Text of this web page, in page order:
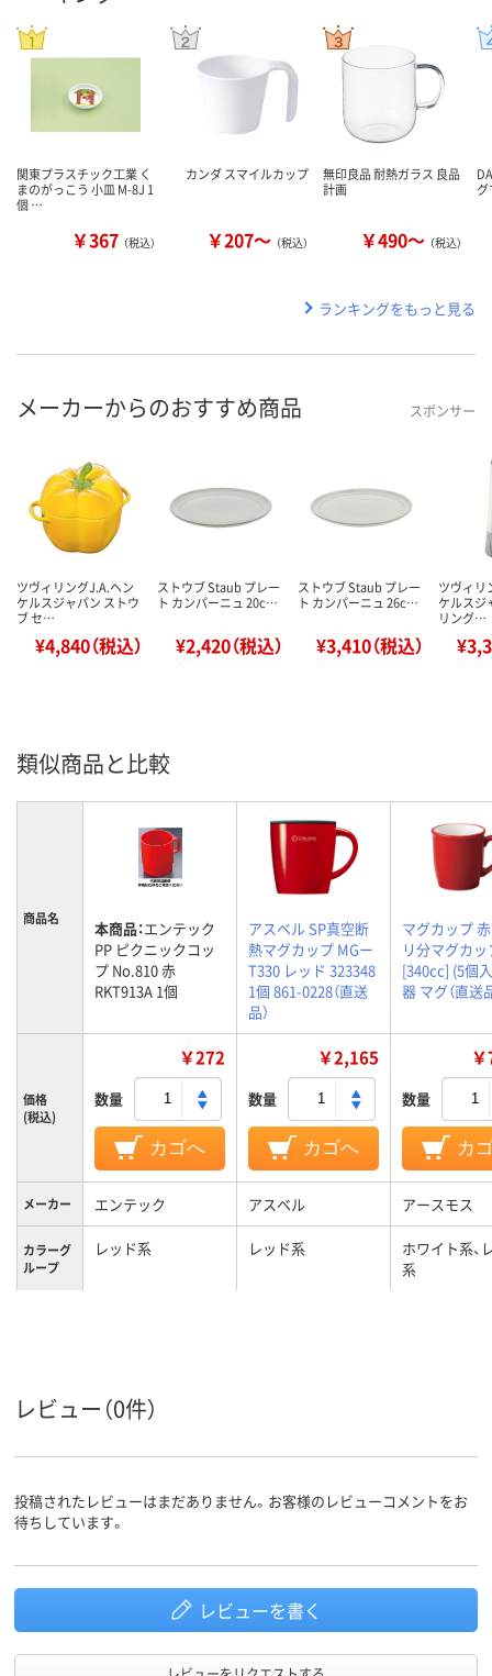
関東プラスチック工業 く
まのがっこう 小皿 M-8J 1
個 …
￥367 （税込）
カンダ スマイルカップ
￥207～ （税込）
無印良品 耐熱ガラス 良品
計画
￥490～ （税込）
ランキングをもっと見る
メーカーからのおすすめ商品 スポンサー
ツヴィリングJ.A.ヘン
ケルスジャパン ストウ
ブ セ…
¥4,840（税込）
ストウブ Staub プレー
ト カンパーニュ 20c…
¥2,420（税込）
ストウブ Staub プレー
ト カンパーニュ 26c…
¥3,410（税込）
ツヴィリ
ケルスジ
リング…
類似商品と比較
商品名 本商品：エンテック
PP ピクニックコッ
プ No.810 赤
RKT913A 1個
アスベル SP真空断
熱マグカップ MGー
T330 レッド 323348
1個 861-0228（直送
品）
マグカップ
リ分マグカッ
[340cc] (5個
器 マグ（直送
価格
(税込)
￥272
数量
カゴへ
￥2,165
数量
カゴへ
数量
カ
メーカー エンテック アスベル アースモス
カラーグ
ループ
レッド系 レッド系
ホワイト系、
系
レビュー（0件）
投稿されたレビューはまだありません。お客様のレビューコメントをお
待ちしています。
レビューを書く